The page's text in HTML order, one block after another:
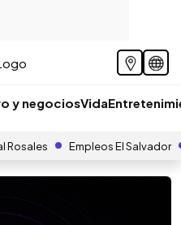
y negociosVida
Rosales Empleos El Salvador